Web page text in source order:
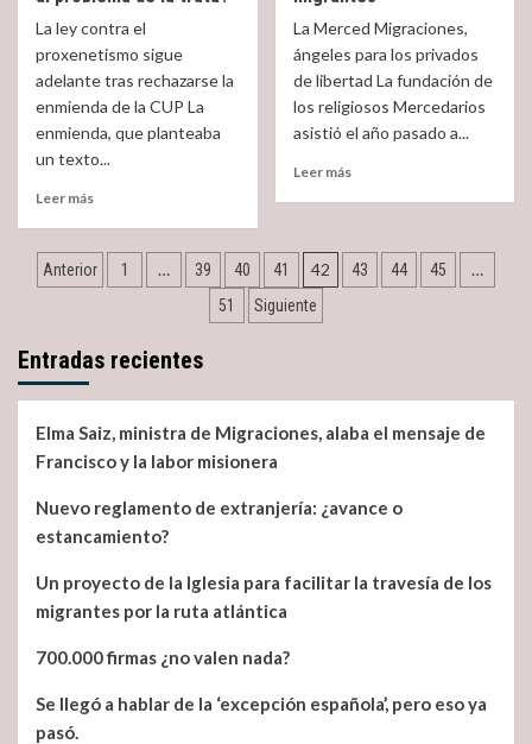
nos
pide
caminar
juntos»,
Francisco
canonización
Octubre
2022
y
un
migrante,
canonizados
La ley contra el
proxenetismo sigue
adelante tras rechazarse la
enmienda de la CUP La
enmienda, que planteaba
un texto...
Leer más
La
próxima
el
¿solución
problema
de
trata?
La Merced Migraciones,
ángeles para los privados
de libertad La fundación de
los religiosos Mercedarios
asistió el año pasado a...
Leer másRead
al
rescate
Navegación
entradas
Anterior 1 … 39 40 41 42 43 44 45 …
51 Siguiente
Entradas recientes
Elma Saiz, ministra de Migraciones, alaba el mensaje de
Francisco y la labor misionera
Nuevo reglamento de extranjería: ¿avance o
estancamiento?
Un proyecto de la Iglesia para facilitar la travesía de los
migrantes por la ruta atlántica
700.000 firmas ¿no valen nada?
Se llegó a hablar de la ‘excepción española’, pero eso ya
pasó.